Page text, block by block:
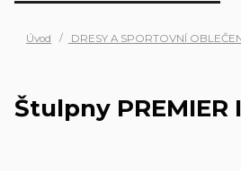
Úvod DRESY A SPORTOVNÍ
Štulpny PREMIER